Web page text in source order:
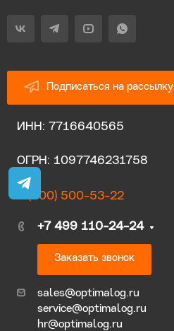
Подписаться на рассылку
ИНН: 7716640565
ОГРН: 1097746231758
8 (800) 500-53-22
+7 499 110-24-24
Заказать звонок
sales@optimalog.ru
service@optimalog.ru
hr@optimalog.ru